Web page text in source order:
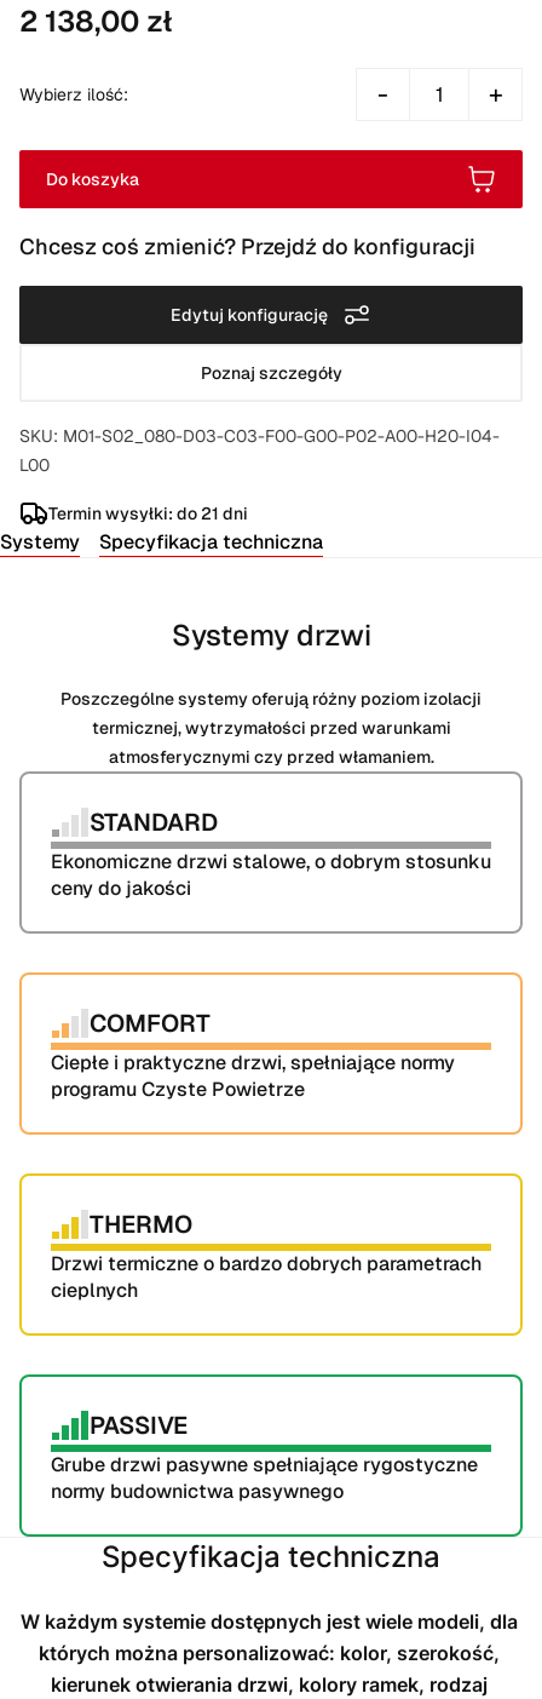
2 138,00 zł
Wybierz ilość: - +
Do koszyka
Chcesz coś zmienić? Przejdź do konfiguracji
Edytuj konfigurację
Poznaj szczegóły
SKU: M01-S02_080-D03-C03-F00-G00-P02-A00-H20-I04-
L00
Termin wysyłki: do 21 dni
Systemy Specyfikacja techniczna
Systemy drzwi
Poszczególne systemy oferują różny poziom izolacji
termicznej, wytrzymałości przed warunkami
atmosferycznymi czy przed włamaniem.
STANDARD
Ekonomiczne drzwi stalowe, o dobrym stosunku
ceny do jakości
COMFORT
Ciepłe i praktyczne drzwi, spełniające normy
programu Czyste Powietrze
THERMO
Drzwi termiczne o bardzo dobrych parametrach
cieplnych
PASSIVE
Grube drzwi pasywne spełniające rygostyczne
normy budownictwa pasywnego
Specyfikacja techniczna
W każdym systemie dostępnych jest wiele modeli, dla
których można personalizować: kolor, szerokość,
kierunek otwierania drzwi, kolory ramek, rodzaj